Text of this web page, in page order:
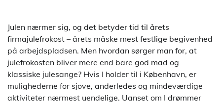
Julen nærmer sig, og det betyder tid til årets
firmajulefrokost – årets måske mest festlige begivenhed
på arbejdspladsen. Men hvordan sørger man for, at
julefrokosten bliver mere end bare god mad og
klassiske julesange? Hvis I holder til i København, er
mulighederne for sjove, anderledes og mindeværdige
aktiviteter nærmest uendelige. Uanset om I drømmer